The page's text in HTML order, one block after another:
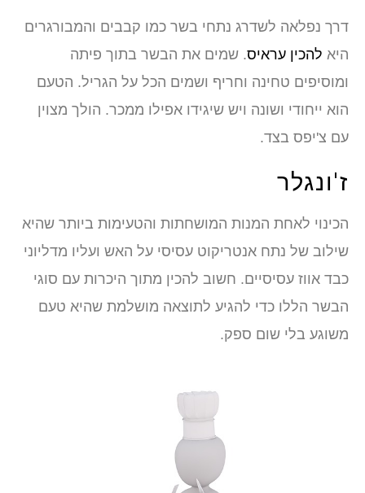
דרך נפלאה לשדרג נתחי בשר כמו קבבים והמבורגרים
היא להכין עראיס. שמים את הבשר בתוך פיתה
ומוסיפים טחינה וחריף ושמים הכל על הגריל. הטעם
הוא ייחודי ושונה ויש שיגידו אפילו ממכר. הולך מצוין
עם צ'יפס בצד.
ז'ונגלר
הכינוי לאחת המנות המושחתות והטעימות ביותר שהיא
שילוב של נתח אנטריקוט עסיסי על האש ועליו מדליוני
כבד אווז עסיסיים. חשוב להכין מתוך היכרות עם סוגי
הבשר הללו כדי להגיע לתוצאה מושלמת שהיא טעם
משוגע בלי שום ספק.